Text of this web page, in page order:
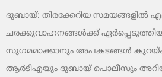
ദുബായ്: തിരക്കേറിയ സമയങ്ങളിൽ
ചരക്കുവാഹനങ്ങൾക്ക് ഏർപ്പെടുത്തിയ
സുഗമമാക്കാനും അപകടങ്ങൾ
ആർടിഎയും ദുബായ് പൊലീസും